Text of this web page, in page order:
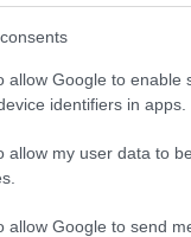
allow Google to enable
identifiers in apps.
allow my user data to
allow Google to send
nak, amiről a
államközi
a
kézzel írni
valakitől egy
kell venni,